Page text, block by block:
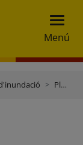
Menú
Plans de gestió dels riscos d'inundació